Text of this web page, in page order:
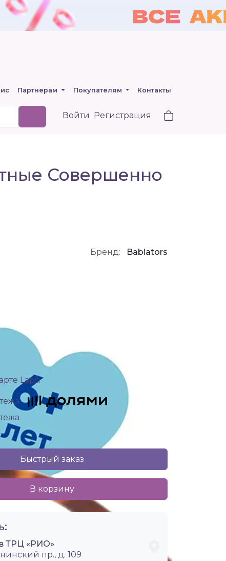
Партнерам Покупателям Контакты
Войти Регистрация
Совершенно
Бренд:
Babiators
Lapsi
Быстрый заказ
В корзину
ТРЦ «РИО»
пр., д. 109